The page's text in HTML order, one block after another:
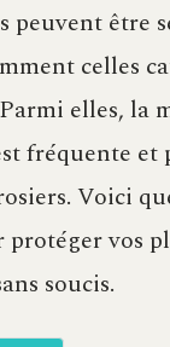
peuvent être
celles
elles, la
fréquente
Voici
protéger vos
soucis.